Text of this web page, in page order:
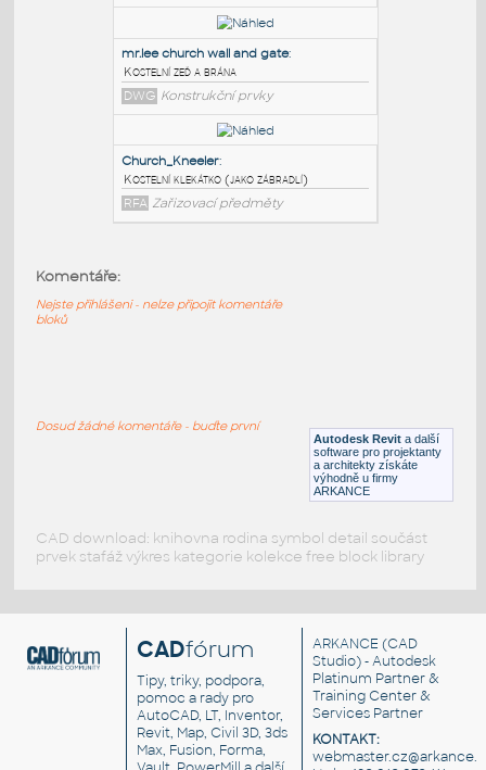
Gothic_Window_2:
Gotické okno, historické, vitráže
RFA Okna
kostelní lavice:
Pew - kostelní lavice
RFA Sezení
Kostelní klekátko (jako zábradlí)
Zařizovací předmětyAutodesk Revit a další
software pro projektanty
a architekty získáte
výhodně u firmy
ARKANCE
Komentáře:
Nejste přihlášeni - nelze připojit komentáře
bloků
Dosud žádné komentáře - buďte první
CAD download: knihovna rodina symbol detail součást
prvek stafáž výkres kategorie kolekce free block library
CADfórum
Tipy, triky, podpora,
pomoc a rady pro
AutoCAD, LT, Inventor,
Revit, Map, Civil 3D, 3ds
Max, Fusion, Forma,
ARKANCE (CAD
Studio) - Autodesk
Platinum Partner &
Training Center &
Services Partner
KONTAKT: